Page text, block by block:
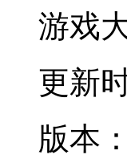
游戏
更新
版本